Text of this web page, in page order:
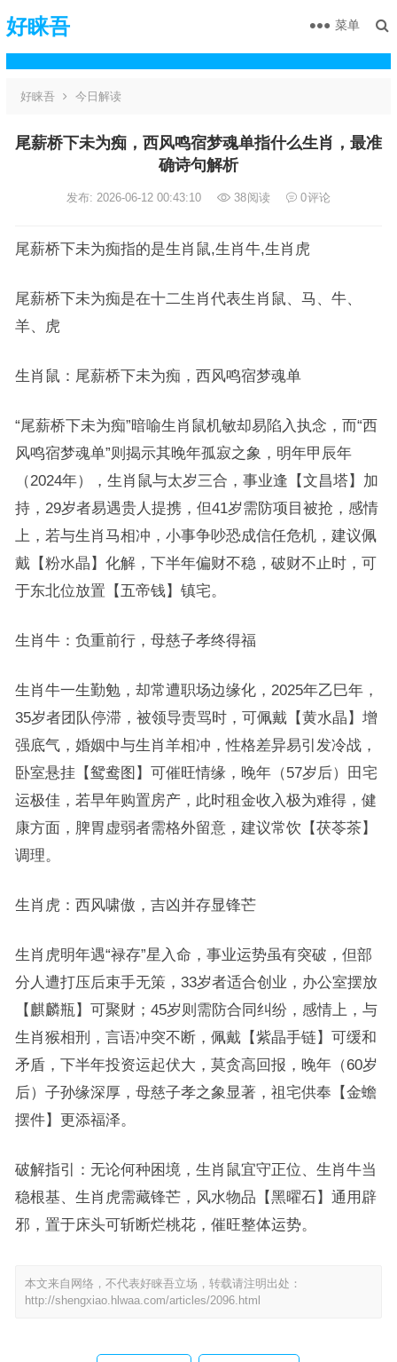
好睐吾 菜单
好睐吾 今日解读
尾薪桥下未为痴，西风鸣宿梦魂单指什么生肖，最准
确诗句解析
发布: 2026-06-12 00:43:10 38阅读 0评论
尾薪桥下未为痴指的是生肖鼠,生肖牛,生肖虎
尾薪桥下未为痴是在十二生肖代表生肖鼠、马、牛、
羊、虎
生肖鼠：尾薪桥下未为痴，西风鸣宿梦魂单
“尾薪桥下未为痴”暗喻生肖鼠机敏却易陷入执念，而“西
风鸣宿梦魂单”则揭示其晚年孤寂之象，明年甲辰年
（2024年），生肖鼠与太岁三合，事业逢【文昌塔】加
持，29岁者易遇贵人提携，但41岁需防项目被抢，感情
上，若与生肖马相冲，小事争吵恐成信任危机，建议佩
戴【粉水晶】化解，下半年偏财不稳，破财不止时，可
于东北位放置【五帝钱】镇宅。
生肖牛：负重前行，母慈子孝终得福
生肖牛一生勤勉，却常遭职场边缘化，2025年乙巳年，
35岁者团队停滞，被领导责骂时，可佩戴【黄水晶】增
强底气，婚姻中与生肖羊相冲，性格差异易引发冷战，
卧室悬挂【鸳鸯图】可催旺情缘，晚年（57岁后）田宅
运极佳，若早年购置房产，此时租金收入极为难得，健
康方面，脾胃虚弱者需格外留意，建议常饮【茯苓茶】
调理。
生肖虎：西风啸傲，吉凶并存显锋芒
生肖虎明年遇“禄存”星入命，事业运势虽有突破，但部
分人遭打压后束手无策，33岁者适合创业，办公室摆放
【麒麟瓶】可聚财；45岁则需防合同纠纷，感情上，与
生肖猴相刑，言语冲突不断，佩戴【紫晶手链】可缓和
矛盾，下半年投资运起伏大，莫贪高回报，晚年（60岁
后）子孙缘深厚，母慈子孝之象显著，祖宅供奉【金蟾
摆件】更添福泽。
破解指引：无论何种困境，生肖鼠宜守正位、生肖牛当
稳根基、生肖虎需藏锋芒，风水物品【黑曜石】通用辟
邪，置于床头可斩断烂桃花，催旺整体运势。
本文来自网络，不代表好睐吾立场，转载请注明出处：
http://shengxiao.hlwaa.com/articles/2096.html